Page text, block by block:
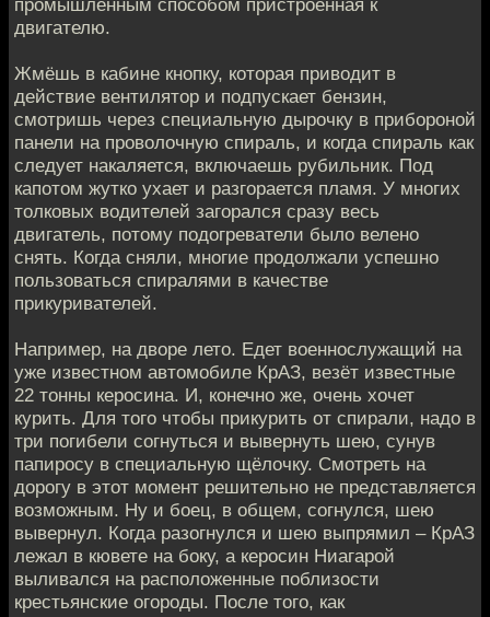
промышленным способом пристроенная к
двигателю.
Жмёшь в кабине кнопку, которая приводит в
действие вентилятор и подпускает бензин,
смотришь через специальную дырочку в прибороной
панели на проволочную спираль, и когда спираль как
следует накаляется, включаешь рубильник. Под
капотом жутко ухает и разгорается пламя. У многих
толковых водителей загорался сразу весь
двигатель, потому подогреватели было велено
снять. Когда сняли, многие продолжали успешно
пользоваться спиралями в качестве
прикуривателей.
Например, на дворе лето. Едет военнослужащий на
уже известном автомобиле КрАЗ, везёт известные
22 тонны керосина. И, конечно же, очень хочет
курить. Для того чтобы прикурить от спирали, надо в
три погибели согнуться и вывернуть шею, сунув
папиросу в специальную щёлочку. Смотреть на
дорогу в этот момент решительно не представляется
возможным. Ну и боец, в общем, согнулся, шею
вывернул. Когда разогнулся и шею выпрямил – КрАЗ
лежал в кювете на боку, а керосин Ниагарой
выливался на расположенные поблизости
крестьянские огороды. После того, как